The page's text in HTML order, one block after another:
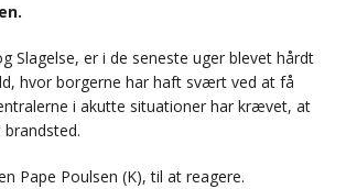
Slagelse, er i de seneste uger blevet hårdt
hvor borgerne har haft svært ved at få
i akutte situationer har krævet, at
Pape Poulsen (K), til at reagere.